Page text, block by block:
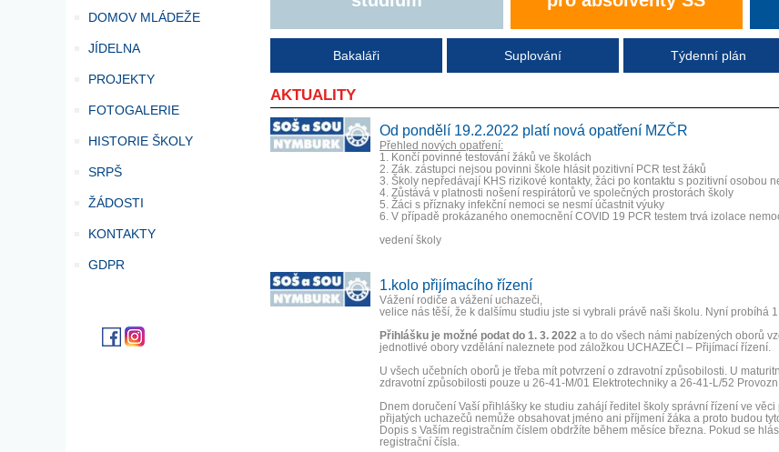
DOMOV MLÁDEŽE
JÍDELNA
PROJEKTY
FOTOGALERIE
HISTORIE ŠKOLY
SRPŠ
ŽÁDOSTI
KONTAKTY
GDPR
Bakaláři Suplování Týdenní plán
AKTUALITY
Od pondělí 19.2.2022 platí nová opatření MZČR
Přehled nových opatření:
1. Končí povinné testování žáků ve školách
2. Zák. zástupci nejsou povinni škole hlásit pozitivní PCR test žáků
3. Školy nepředávají KHS rizikové kontakty, žáci po kontaktu s pozitivní osobou
4. Zůstává v platnosti nošení respirátorů ve společných prostorách školy
5. Žáci s příznaky infekční nemoci se nesmí účastnit výuky
6. V případě prokázaného onemocnění COVID 19 PCR testem trvá izolace
vedení školy
1.kolo přijímacího řízení
Vážení rodiče a vážení uchazeči,
velice nás těší, že k dalšímu studiu jste si vybrali právě naši školu. Nyní probíhá
Přihlášku je možné podat do 1. 3. 2022 a to do všech námi nabízených oborů
jednotlivé obory vzdělání naleznete pod záložkou UCHAZEČI – Přijímací řízení.
U všech učebních oborů je třeba mít potvrzení o zdravotní způsobilosti. U
zdravotní způsobilosti pouze u 26-41-M/01 Elektrotechniky a 26-41-L/52
Dnem doručení Vaší přihlášky ke studiu zahájí ředitel školy správní řízení ve
přijatých uchazečů nemůže obsahovat jméno ani příjmení žáka a proto budou
Dopis s Vaším registračním číslem obdržíte během měsíce března. Pokud se
registrační čísla.